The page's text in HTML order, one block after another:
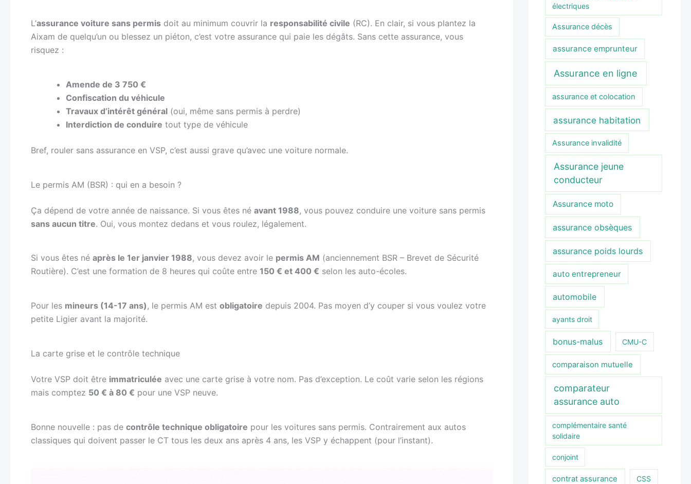
L’assurance voiture sans permis doit au minimum couvrir la responsabilité civile (RC). En clair, si vous plantez la
Aixam de quelqu’un ou blessez un piéton, c’est votre assurance qui paie les dégâts. Sans cette assurance, vous
risquez :
Amende de 3 750 €
Confiscation du véhicule
Travaux d’intérêt général (oui, même sans permis à perdre)
Interdiction de conduire tout type de véhicule
Bref, rouler sans assurance en VSP, c’est aussi grave qu’avec une voiture normale.
Le permis AM (BSR) : qui en a besoin ?
Ça dépend de votre année de naissance. Si vous êtes né avant 1988, vous pouvez conduire une voiture sans permis
sans aucun titre. Oui, vous montez dedans et vous roulez, légalement.
Si vous êtes né après le 1er janvier 1988, vous devez avoir le permis AM (anciennement BSR – Brevet de Sécurité
Routière). C’est une formation de 8 heures qui coûte entre 150 € et 400 € selon les auto-écoles.
Pour les mineurs (14-17 ans), le permis AM est obligatoire depuis 2004. Pas moyen d’y couper si vous voulez votre
petite Ligier avant la majorité.
La carte grise et le contrôle technique
Votre VSP doit être immatriculée avec une carte grise à votre nom. Pas d’exception. Le coût varie selon les régions
mais comptez 50 € à 80 € pour une VSP neuve.
Bonne nouvelle : pas de contrôle technique obligatoire pour les voitures sans permis. Contrairement aux autos
classiques qui doivent passer le CT tous les deux ans après 4 ans, les VSP y échappent (pour l’instant).
électriques
Assurance décès
assurance emprunteur
Assurance en ligne
assurance et colocation
assurance habitation
Assurance invalidité
Assurance jeune
conducteur
Assurance moto
assurance obsèques
assurance poids lourds
auto entrepreneur
automobile
ayants droit
bonus-malus CMU-C
comparaison mutuelle
comparateur
assurance auto
complémentaire santé
solidaire
conjoint
contrat assurance CSS